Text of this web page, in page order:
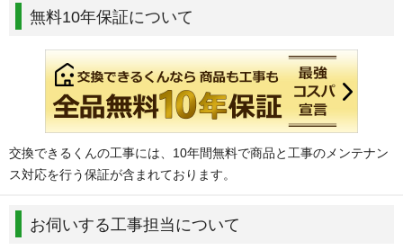
無料10年保証について
交換できるくんの工事には、10年間無料で商品と工事のメンテナン
ス対応を行う保証が含まれております。
お伺いする工事担当について